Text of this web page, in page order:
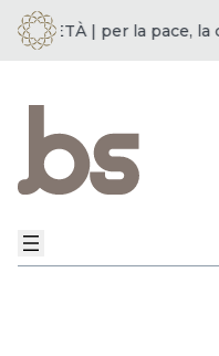
| per la pace, la